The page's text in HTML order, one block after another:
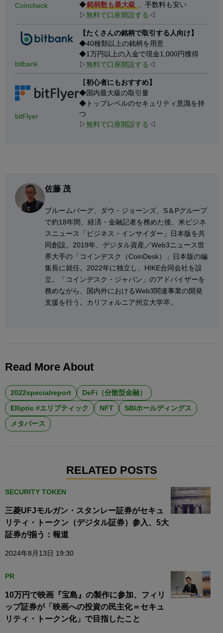
Coincheck ◆銘柄数も最大級 、手数料も安い
▷無料で口座開設する ◁
bitbank
【たくさんの銘柄で取引する人向け】
◆40種類以上の銘柄を用意
◆1万円以上の入金で現金1,000円獲得
▷無料で口座開設する ◁
bitFlyer
【初心者にもおすすめ】
◆国内最大級の取引量
◆トップレベルのセキュリティ意識を持
つ
▷無料で口座開設する ◁
佐藤 茂
ブルームバーグ、ダウ・ジョーンズ、S＆Pグループ
で約18年間、経済・金融記者を務めた後、米ビジネ
スニュース「ビジネス・インサイダー」日本版を共
同創設。2019年、デジタル資産／Web3ニュース世
界大手の「コインデスク（CoinDesk）」日本版の編
集長に就任。2022年に独立し、HIKE合同会社を設
立。「コインデスク・ジャパン」のアドバイザーを
務めながら、国内外におけるWeb3関連事業の開発
支援を行う。カリフォルニア州立大学卒。
Read More About
2022specialreport
DeFi（分散型金融）
Elliptic #エリプティック
NFT
SBIホールディングス
メタバース
RELATED POSTS
SECURITY TOKEN
三菱UFJモルガン・スタンレー証券がセキュ
リティ・トークン（デジタル証券）参入、5大
証券が揃う：報道
2024年8月13日 19:30
PR
10万円で映画『宝島』の製作に参加、フィリ
ップ証券が「映画への投資の民主化＝セキュ
リティ・トークン化」で目指したこと